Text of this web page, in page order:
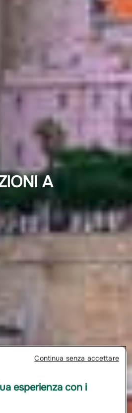
A
esperienza con i
Continua senza accettare